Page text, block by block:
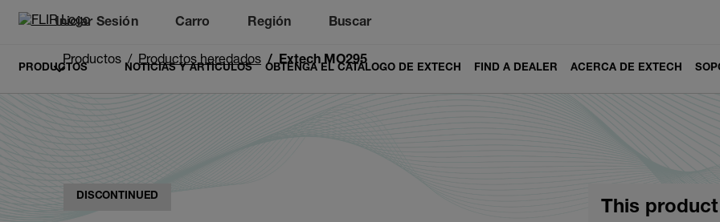
Iniciar Sesión
Unread messages
Carro
Región Buscar
PRODUCTOS NOTICIAS Y ARTÍCULOS OBTENGA EL CATÁLOGO DE EXTECH FIND A DEALER ACERCA DE EXTECH
Productos Productos heredados Extech MO295
DISCONTINUED
This